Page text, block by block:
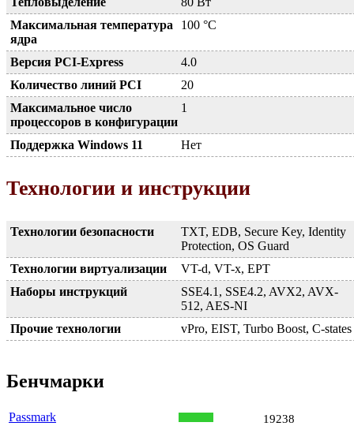
Максимальная температура
ядра
100 °C
Версия PCI-Express
4.0
Количество линий PCI
20
Максимальное число
процессоров в конфигурации
1
Поддержка Windows 11 Нет
Технологии и инструкции
Технологии безопасности
TXT, EDB, Secure Key, Identity
Protection, OS Guard
Технологии виртуализации
VT-d, VT-x, EPT
Наборы инструкций
SSE4.1, SSE4.2, AVX2, AVX-
512, AES-NI
Прочие технологии
vPro, EIST, Turbo Boost, C-states
Бенчмарки
Passmark 19238